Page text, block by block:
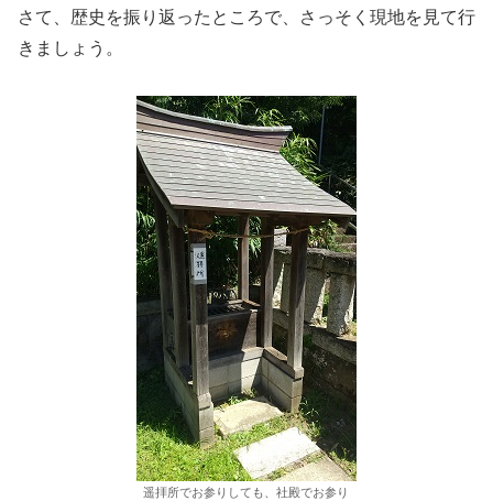
さて、歴史を振り返ったところで、さっそく現地を見て行
きましょう。
遥拝所でお参りしても、社殿でお参り